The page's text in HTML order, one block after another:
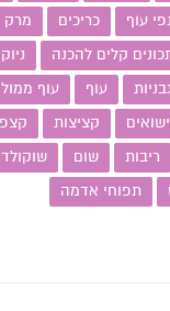
עוף כריכים
מרק
קלים להכנה
עוף עוף
קציצות
ריבות שום שוקולד
תפוחי אדמה